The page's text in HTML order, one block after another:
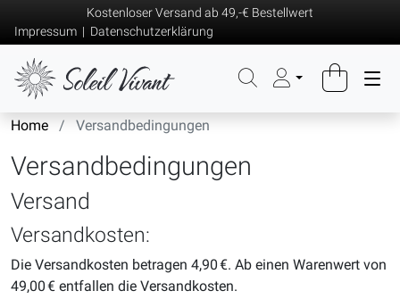
Kostenloser Versand ab 49,-€ Bestellwert
Impressum | Datenschutzerklärung
Home Versandbedingungen
Versandbedingungen
Versand
Versandkosten:
Die Versandkosten betragen 4,90 €. Ab einen Warenwert von
49,00 € entfallen die Versandkosten.